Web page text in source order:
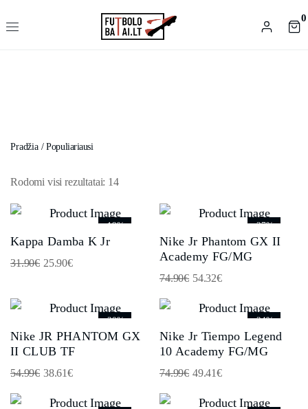
0
Pradžia/Populiariausi
Rodomi visi rezultatai: 14
-19%
Kappa Damba K Jr
31.90€ 25.90€
-27%
Nike Jr Phantom GX II
Academy FG/MG
74.90€ 54.32€
-30%
Nike JR PHANTOM GX
II CLUB TF
54.99€ 38.61€
-34%
Nike Jr Tiempo Legend
10 Academy FG/MG
74.99€ 49.41€